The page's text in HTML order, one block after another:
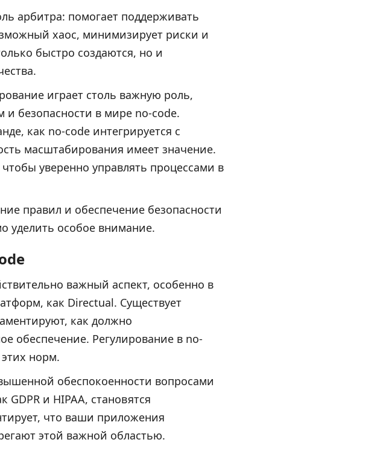
арбитра: помогает поддерживать
хаос, минимизирует риски и
быстро создаются, но и
играет столь важную роль,
и безопасности в мире no-code.
как no-code интегрируется с
масштабирования имеет значение.
уверенно управлять процессами в
правил и обеспечение безопасности
уделить особое внимание.
важный аспект, особенно в
как Directual. Существует
как должно
обеспечение. Регулирование в no-
норм.
обеспокоенности вопросами
и HIPAA, становятся
что ваши приложения
этой важной областью.